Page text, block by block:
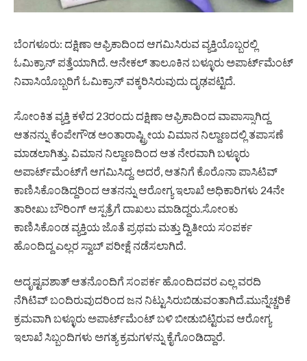
ಬೆಂಗಳೂರು: ದಕ್ಷಿಣಾ ಆಫ್ರಿಕಾದಿಂದ ಆಗಮಿಸಿರುವ ವ್ಯಕ್ತಿಯೊಬ್ಬರಲ್ಲಿ
ಓಮಿಕ್ರಾನ್ ಪತ್ತೆಯಾಗಿದೆ. ಆನೇಕಲ್ ತಾಲೂಕಿನ ಬಳ್ಳೂರು ಅಪಾರ್ಟ್‍ಮೆಂಟ್
ನಿವಾಸಿಯೊಬ್ಬರಿಗೆ ಓಮಿಕ್ರಾನ್ ವಕ್ಕರಿಸಿರುವುದು ದೃಢಪಟ್ಟಿದೆ.
ಸೋಂಕಿತ ವ್ಯಕ್ತಿ ಕಳೆದ 23ರಂದು ದಕ್ಷಿಣಾ ಆಫ್ರಿಕಾದಿಂದ ವಾಪಾಸ್ಸಾಗಿದ್ದ
ಆತನನ್ನು ಕೆಂಪೇಗೌಡ ಅಂತಾರಾಷ್ಟ್ರೀಯ ವಿಮಾನ ನಿಲ್ದಾಣದಲ್ಲಿ ತಪಾಸಣೆ
ಮಾಡಲಾಗಿತ್ತು. ವಿಮಾನ ನಿಲ್ದಾಣದಿಂದ ಆತ ನೇರವಾಗಿ ಬಳ್ಳೂರು
ಅಪಾರ್ಟ್‍ಮೆಂಟ್‍ಗೆ ಆಗಮಿಸಿದ್ದ. ಅದರೆ, ಆತನಿಗೆ ಕೊರೊನಾ ಪಾಸಿಟಿವ್
ಕಾಣಿಸಿಕೊಂಡಿದ್ದರಿಂದ ಆತನನ್ನು ಆರೋಗ್ಯ ಇಲಾಖೆ ಅಧಿಕಾರಿಗಳು 24ನೇ
ತಾರೀಖು ಬೌರಿಂಗ್ ಆಸ್ಪತ್ರೆಗೆ ದಾಖಲು ಮಾಡಿದ್ದರು.ಸೋಂಕು
ಕಾಣಿಸಿಕೊಂಡ ವ್ಯಕ್ತಿಯ ಜೊತೆ ಪ್ರಥಮ ಮತ್ತು ದ್ವಿತೀಯ ಸಂಪರ್ಕ
ಹೊಂದಿದ್ದ ಎಲ್ಲರ ಸ್ವಾಬ್ ಪರೀಕ್ಷೆ ನಡೆಸಲಾಗಿದೆ.
ಅದೃಷ್ಟವಶಾತ್ ಆತನೊಂದಿಗೆ ಸಂಪರ್ಕ ಹೊಂದಿದವರ ಎಲ್ಲ ವರದಿ
ನೆಗಿಟಿವ್ ಬಂದಿರುವುದರಿಂದ ಜನ ನಿಟ್ಟುಸಿರುಬಿಡುವಂತಾಗಿದೆ.ಮುನ್ನೆಚ್ಚರಿಕೆ
ಕ್ರಮವಾಗಿ ಬಳ್ಳೂರು ಅಪಾರ್ಟ್‍ಮೆಂಟ್ ಬಳಿ ಬೀಡುಬಿಟ್ಟಿರುವ ಆರೋಗ್ಯ
ಇಲಾಖೆ ಸಿಬ್ಬಂದಿಗಳು ಅಗತ್ಯ ಕ್ರಮಗಳನ್ನು ಕೈಗೊಂಡಿದ್ದಾರೆ.